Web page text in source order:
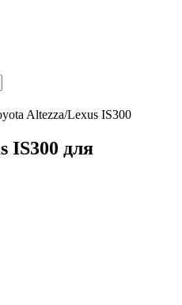
Altezza/Lexus IS300
IS300 для